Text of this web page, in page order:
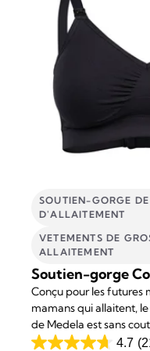
SOUTIEN-GORGE
D'ALLAITEMENT
VETEMENTS DE
ALLAITEMENT
Soutien-gorge
Conçu pour les futures
mamans qui allaitent,
de Medela est sans
4.7